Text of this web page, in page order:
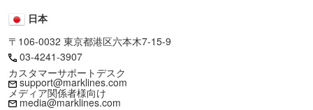
日本
〒106-0032 東京都港区六本木7-15-9
03-4241-3907
カスタマーサポートデスク
support@marklines.com
メディア関係者様向け
media@marklines.com